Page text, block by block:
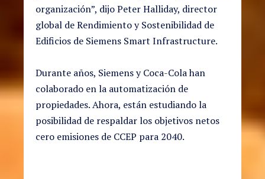
organización”, dijo Peter Halliday, director
global de Rendimiento y Sostenibilidad de
Edificios de Siemens Smart Infrastructure.
Durante años, Siemens y Coca-Cola han
colaborado en la automatización de
propiedades. Ahora, están estudiando la
posibilidad de respaldar los objetivos netos
cero emisiones de CCEP para 2040.